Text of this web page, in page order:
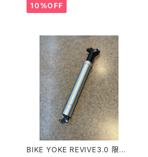
10%OFF
BIKE YOKE REVIVE3.0 限定